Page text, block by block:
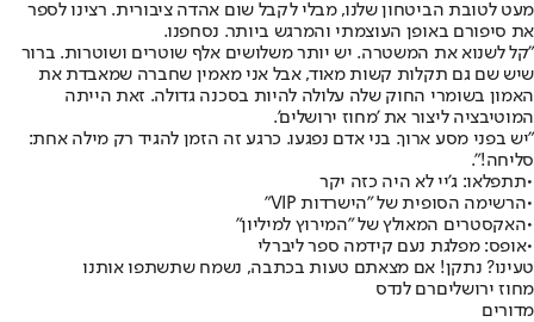
מעט לטובת הביטחון שלנו, מבלי לקבל שום אהדה ציבורית. רצינו לספר
את סיפורם באופן העוצמתי והמרגש ביותר. נסחפנו.
"קל לשנוא את המשטרה. יש יותר משלושים אלף שוטרים ושוטרות. ברור
שיש שם גם תקלות קשות מאוד, אבל אני מאמין שחברה שמאבדת את
האמון בשומרי החוק שלה עלולה להיות בסכנה גדולה. זאת הייתה
המוטיבציה ליצור את 'מחוז ירושלים'.
"יש בפני מסע ארוך. בני אדם נפגעו. כרגע זה הזמן להגיד רק מילה אחת:
סליחה!״.
•תתפלאו: ג'יי לא היה כזה יקר
•הרשימה הסופית של "הישרדות VIP"
•האקסטרים המאולץ של "המירוץ למיליון"
•אופס: מפלגת נעם קידמה ספר ליברלי
טעינו? נתקן! אם מצאתם טעות בכתבה, נשמח שתשתפו אותנו
מחוז ירושליםרם לנדס
מדורים